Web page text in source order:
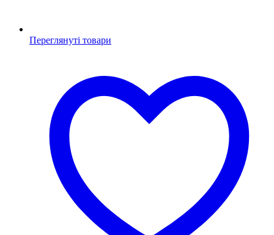
Переглянуті товари